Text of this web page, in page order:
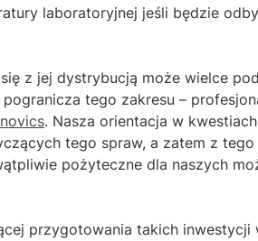
laboratoryjnej jeśli będzie
z jej dystrybucją może wielce
tego zakresu –
. Nasza orientacja w
tego spraw, a zatem z tego
pożyteczne dla naszych
przygotowania takich inwestycji